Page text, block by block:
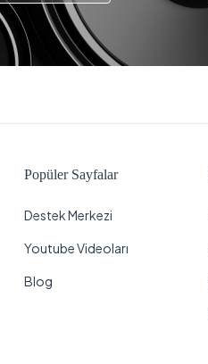
Popüler Sayfalar
Destek Merkezi
Youtube Videoları
Blog